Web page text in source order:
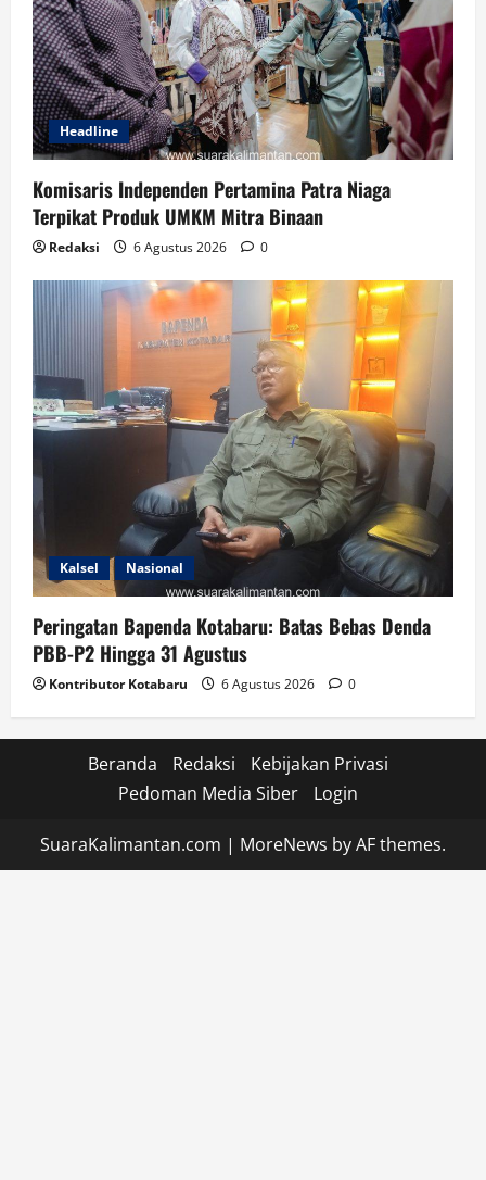
Headline
Komisaris Independen Pertamina Patra Niaga
Terpikat Produk UMKM Mitra Binaan
Redaksi 6 Agustus 2026 0
Kalsel Nasional
Peringatan Bapenda Kotabaru: Batas Bebas Denda
PBB-P2 Hingga 31 Agustus
Kontributor Kotabaru 6 Agustus 2026 0
Beranda Redaksi
Kebijakan Privasi
Pedoman Media Siber
Login
SuaraKalimantan.com | MoreNews by AF themes.